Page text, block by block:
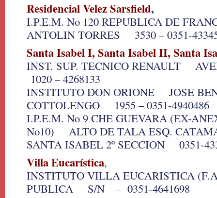
Residencial Velez Sarsfield,
I.P.E.M. No 120 REPUBLICA DE
ANTOLIN TORRES 3530 – 0351-
Santa Isabel I, Santa Isabel II, Santa
INST. SUP. TECNICO RENAULT
1020 – 4268133
INSTITUTO DON ORIONE JOSE
COTTOLENGO 1955 – 0351-4940486
I.P.E.M. No 9 CHE GUEVARA (EX-
No10) ALTO DE TALA ESQ.
SANTA ISABEL 2º SECCION 0351-
Villa Eucarística,
INSTITUTO VILLA EUCARISTICA
PUBLICA S/N – 0351-4641698